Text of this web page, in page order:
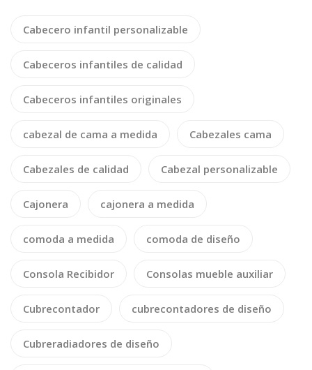
Cabecero infantil personalizable
Cabeceros infantiles de calidad
Cabeceros infantiles originales
cabezal de cama a medida Cabezales cama
Cabezales de calidad Cabezal personalizable
Cajonera cajonera a medida
comoda a medida comoda de diseño
Consola Recibidor Consolas mueble auxiliar
Cubrecontador cubrecontadores de diseño
Cubreradiadores de diseño